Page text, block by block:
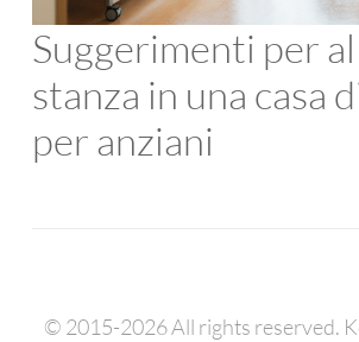
Suggerimenti per
stanza in una casa
per anziani
© 2015-2026 All rights reserved.